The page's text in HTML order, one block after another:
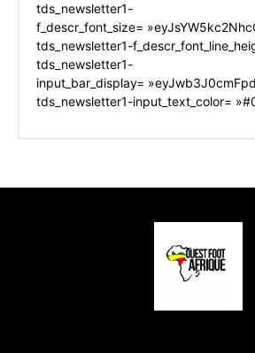
tds_newsletter1-
f_descr_font_size=
tds_newsletter1-
tds_newsletter1-
input_bar_display=
tds_newsletter1-input_text_color=